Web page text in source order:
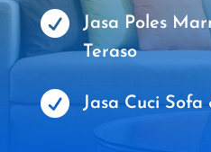

Jasa Poles
Teraso
 Jasa Cuci